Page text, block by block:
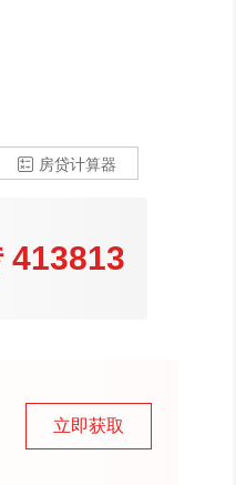
 房贷计算器
413813
立即获取